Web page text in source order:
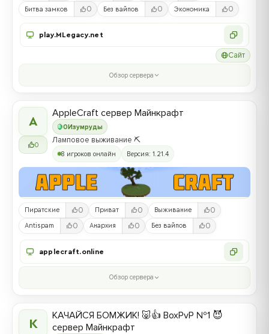
Битва замков 0 Без вайпов 0 Экономика 0
play.MLegacy.net
Сайт
Обзор сервера
A
0
0Изумруды
AppleCraft сервер Майнкрафт
Ламповое выживание ⛏️
8 игроков онлайн Версия: 1.21.4
Пиратские 0 Приват 0 Выживание 0
Antispam 0 Анархия 0 Без вайпов 0
applecraft.online
Обзор сервера
К
КАЧАЙСЯ БОМЖИК! 🐷👍 BoxPvP №1 😈
сервер Майнкрафт